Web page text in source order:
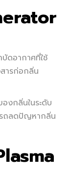
บัดอากาศที่ใช้
ารก่อกลิ่น
งกลิ่นในระดับ
รถลดปัญหากลิ่น